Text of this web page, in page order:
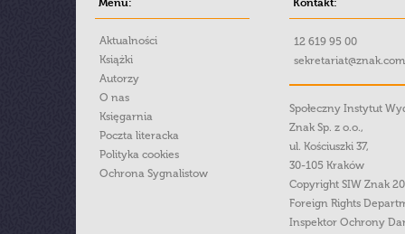
Aktualności
Książki
Autorzy
O nas
Księgarnia
Poczta literacka
Polityka cookies
Ochrona Sygnalistow
12 619 95 00
Społeczny Instytut
Znak Sp. z o.o.,
ul. Kościuszki 37,
30-105 Kraków
Copyright SIW Znak
Foreign Rights
Inspektor Ochrony